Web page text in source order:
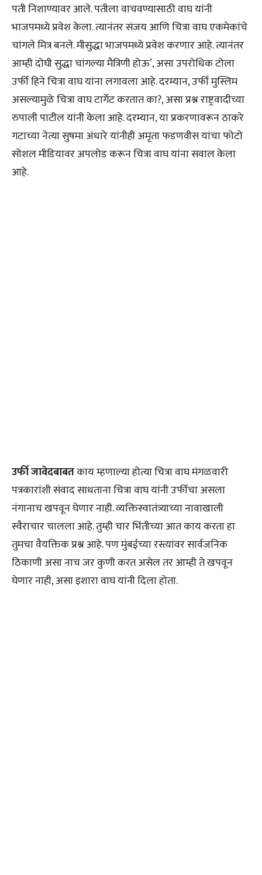
पती निशाण्यावर आले. पतीला वाचवण्यासाठी वाघ यांनी
भाजपमध्ये प्रवेश केला. त्यानंतर संजय आणि चित्रा वाघ एकमेकांचे
चांगले मित्र बनले. मीसुद्धा भाजपमध्ये प्रवेश करणार आहे. त्यानंतर
आम्ही दोघी सुद्धा चांगल्या मैत्रिणी होऊ’, असा उपरोधिक टोला
उर्फी हिने चित्रा वाघ यांना लगावला आहे. दरम्यान, उर्फी मुस्लिम
असल्यामुळे चित्रा वाघ टार्गेट करतात का?, असा प्रश्न राष्ट्रवादीच्या
रुपाली पाटील यांनी केला आहे. दरम्यान, या प्रकरणावरून ठाकरे
गटाच्या नेत्या सुषमा अंधारे यांनीही अमृता फडणवीस यांचा फोटो
सोशल मीडियावर अपलोड करून चित्रा वाघ यांना सवाल केला
आहे.
उर्फी जावेदबाबतकाय म्हणाल्या होत्या चित्रा वाघ मंगळवारी
पत्रकारांशी संवाद साधताना चित्रा वाघ यांनी उर्फीचा असला
नंगानाच खपवून घेणार नाही. व्यक्तिस्वातंत्र्याच्या नावाखाली
स्वैराचार चालला आहे. तुम्ही चार भिंतीच्या आत काय करता हा
तुमचा वैयक्तिक प्रश्न आहे. पण मुंबईच्या रस्त्यांवर सार्वजनिक
ठिकाणी असा नाच जर कुणी करत असेल तर आम्ही ते खपवून
घेणार नाही, असा इशारा वाघ यांनी दिला होता.